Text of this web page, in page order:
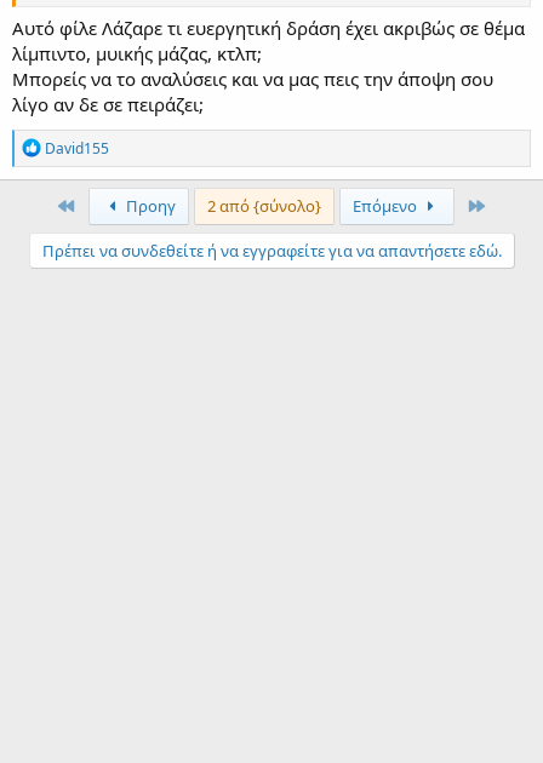
Αυτό φίλε Λάζαρε τι ευεργητική δράση έχει ακριβώς σε θέμα
λίμπιντο, μυικής μάζας, κτλπ;
Μπορείς να το αναλύσεις και να μας πεις την άποψη σου
λίγο αν δε σε πειράζει;
R
e
a
i
o
David155
Πρώτα Προηγ 2 από {σύνολο} Επόμενο
Πρέπει να συνδεθείτε ή να εγγραφείτε για να απαντήσετε εδώ.